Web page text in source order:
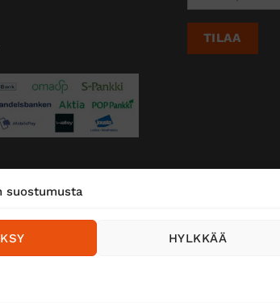
suostumusta
HYLKKÄÄ